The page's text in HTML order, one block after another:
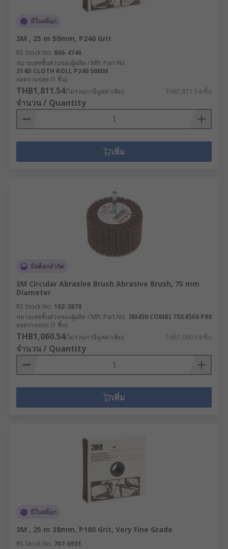
มีในสต็อก
3M , 25 m 50mm, P240 Grit
RS Stock No. 806-4746
หมายเลขชิ้นส่วนของผู้ผลิต / Mfr. Part No.
314D CLOTH ROLL P240 50MM
ยอดรวมย่อย (1 ชิ้น)
THB1,811.54(ไม่รวมภาษีมูลค่าเพิ่ม) THB1,811.54/ชิ้น
จำนวน / Quantity
เพิ่ม
มีสต็อกจำกัด
3M Circular Abrasive Brush Abrasive Brush, 75 mm
Diameter
RS Stock No. 162-3878
หมายเลขชิ้นส่วนของผู้ผลิต / Mfr. Part No. 3M450 COMBI 75X45X6 P80
ยอดรวมย่อย (1 ชิ้น)
THB1,060.54(ไม่รวมภาษีมูลค่าเพิ่ม) THB1,060.54/ชิ้น
จำนวน / Quantity
เพิ่ม
มีในสต็อก
3M , 25 m 38mm, P180 Grit, Very Fine Grade
RS Stock No. 707-6931